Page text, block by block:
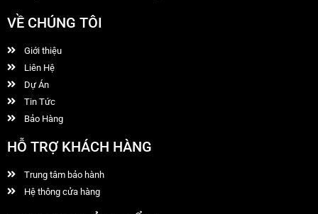
VỀ CHÚNG TÔI
Giới thiệu
Liên Hệ
Dự Án
Tin Tức
Bảo Hàng
HỖ TRỢ KHÁCH HÀNG
Trung tâm bảo hành
Hệ thông cửa hàng